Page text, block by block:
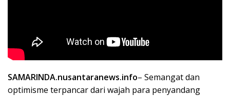
SAMARINDA.nusantaranews.info– Semangat dan
optimisme terpancar dari wajah para penyandang